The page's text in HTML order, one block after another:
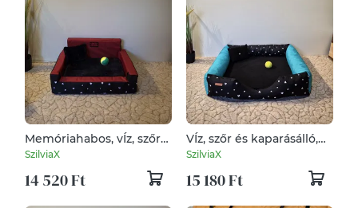
Memóriahabos, vÍz, szőr
és kaparásálló, lehúzható
kutyafekhely, kutyaágy
SzilviaX
14 520 Ft
VÍz, szőr és kaparásálló,
lehúzható és mosható
SzilviaX
15 180 Ft